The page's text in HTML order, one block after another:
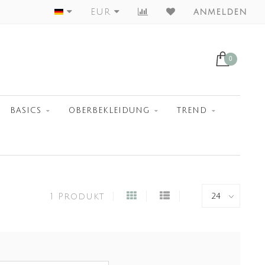
Worldwide Shipment
EUR anmelden
0
BASICS OBERBEKLEIDUNG TREND
1 Produkt